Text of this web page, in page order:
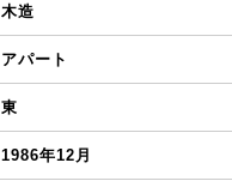
木造
アパート
東
1986年12月